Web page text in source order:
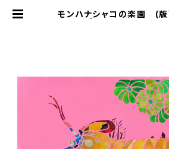
モンハナシャコの楽園 (